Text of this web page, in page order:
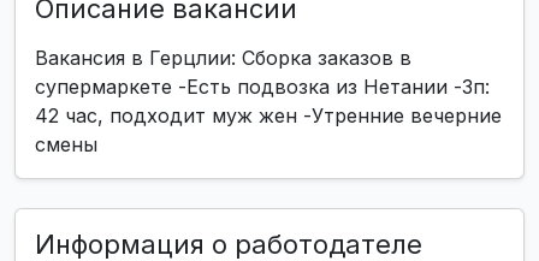
Описание вакансии
Вакансия в Герцлии: Сборка заказов в
супермаркете -Есть подвозка из Нетании -Зп:
42 час, подходит муж жен -Утренние вечерние
смены
Информация о работодателе